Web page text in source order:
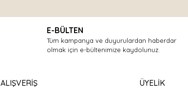
Yorum Yaz
E-BÜLTEN
Tüm kampanya ve duyurulardan haberdar
olmak için e-bültenimize kaydolunuz.
ALIŞVERİŞ ÜYELİK